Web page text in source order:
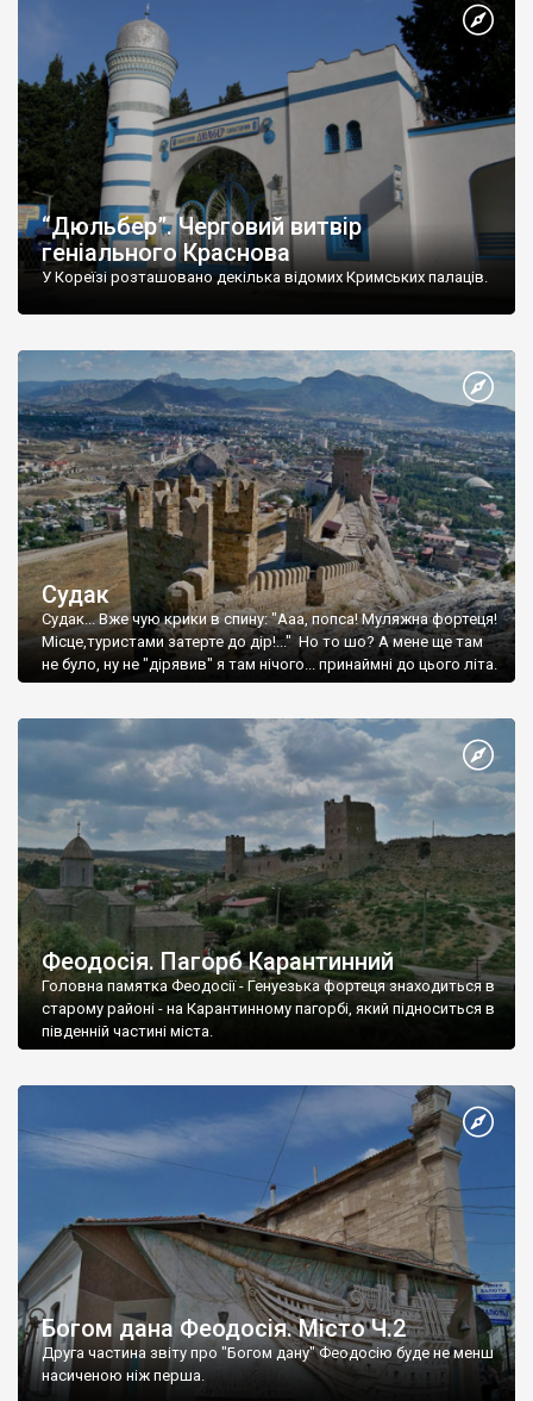
“Дюльбер”. Черговий витвір
геніального Краснова
У Кореїзі розташовано декілька відомих Кримських палаців.
Судак
Судак... Вже чую крики в спину: "Ааа, попса! Муляжна фортеця!
Місце,туристами затерте до дір!..." Но то шо? А мене ще там
не було, ну не "дірявив" я там нічого... принаймні до цього літа.
Феодосія. Пагорб Карантинний
Головна памятка Феодосії - Генуезька фортеця знаходиться в
старому районі - на Карантинному пагорбі, який підноситься в
південній частині міста.
Богом дана Феодосія. Місто Ч.2
Друга частина звіту про "Богом дану" Феодосію буде не менш
насиченою ніж перша.